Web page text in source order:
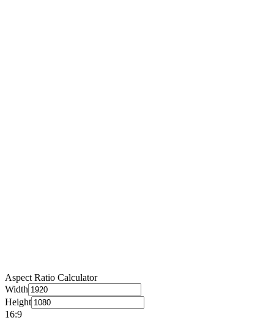
Aspect Ratio Calculator
Width
Height
16:9